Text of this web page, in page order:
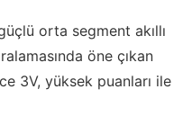
orta segment akıllı
öne çıkan
3V, yüksek puanları ile